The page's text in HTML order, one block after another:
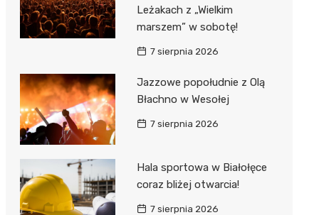
Leżakach z „Wielkim
marszem” w sobotę!
7 sierpnia 2026
Jazzowe popołudnie z Olą
Błachno w Wesołej
7 sierpnia 2026
Hala sportowa w Białołęce
coraz bliżej otwarcia!
7 sierpnia 2026